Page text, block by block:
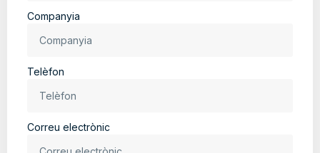
Companyia
Telèfon
Correu electrònic